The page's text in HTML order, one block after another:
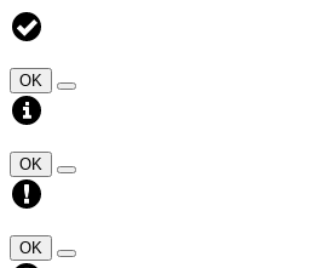
OK
OK
OK